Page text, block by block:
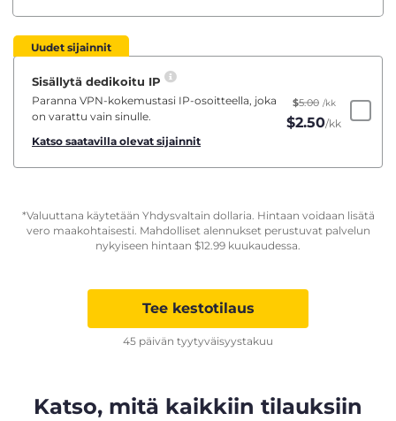
Uudet sijainnit
Sisällytä dedikoitu IP
Paranna VPN-kokemustasi IP-osoitteella, joka
on varattu vain sinulle.
Katso saatavilla olevat sijainnit
$5.00 /kk
$2.50/kk
*Valuuttana käytetään Yhdysvaltain dollaria. Hintaan voidaan lisätä
vero maakohtaisesti. Mahdolliset alennukset perustuvat palvelun
nykyiseen hintaan $12.99 kuukaudessa.
Tee kestotilaus
45 päivän tyytyväisyystakuu
Katso, mitä kaikkiin tilauksiin